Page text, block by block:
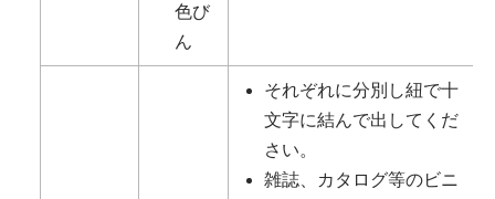
色び
ん
それぞれに分別し紐で十
文字に結んで出してくだ
さい。
雑誌、カタログ等のビニ